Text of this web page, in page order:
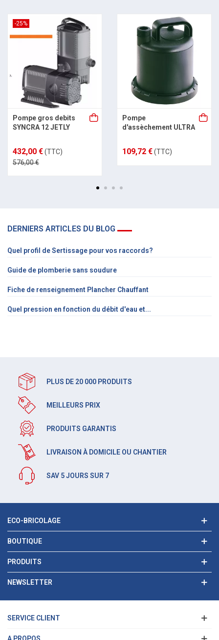
-25%
Pompe gros debits
SYNCRA 12 JETLY
432,00 €(TTC)
576,00 €
Pompe
d'assèchement ULTRA
109,72 €(TTC)
DERNIERS ARTICLES DU BLOG
Quel profil de Sertissage pour vos raccords?
Guide de plomberie sans soudure
Fiche de renseignement Plancher Chauffant
Quel pression en fonction du débit d'eau et...
PLUS DE 20 000 PRODUITS
MEILLEURS PRIX
PRODUITS GARANTIS
LIVRAISON À DOMICILE OU CHANTIER
SAV 5 JOURS SUR 7
ECO-BRICOLAGE
BOUTIQUE
PRODUITS
NEWSLETTER
SERVICE CLIENT
A PROPOS